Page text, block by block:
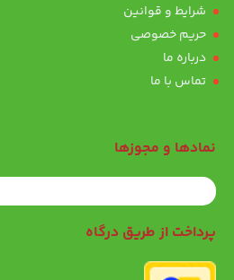
شرایط و قوانین
حریم خصوصی
درباره ما
تماس با ما
نمادها و مجوزها
پرداخت از طریق درگاه